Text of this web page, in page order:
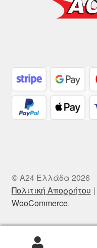
© A24 Ελλάδα 2026
Πολιτική Απορρήτου
WooCommerce.
Αναζήτηση
Αναζήτηση